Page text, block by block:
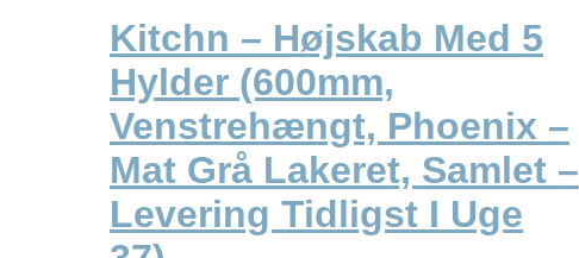
Kitchn – Højskab Med 5
Hylder (600mm,
Venstrehængt, Phoenix –
Mat Grå Lakeret, Samlet –
Levering Tidligst I Uge